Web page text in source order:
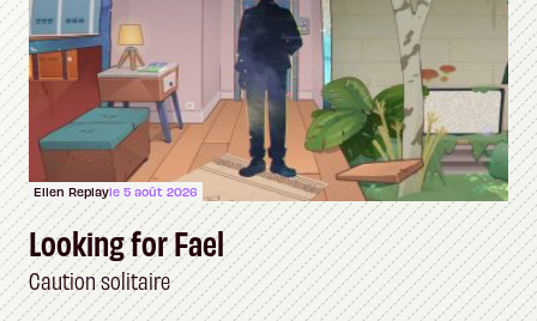
Ellen Replayle 5 août 2026
Looking for Fael
Caution solitaire